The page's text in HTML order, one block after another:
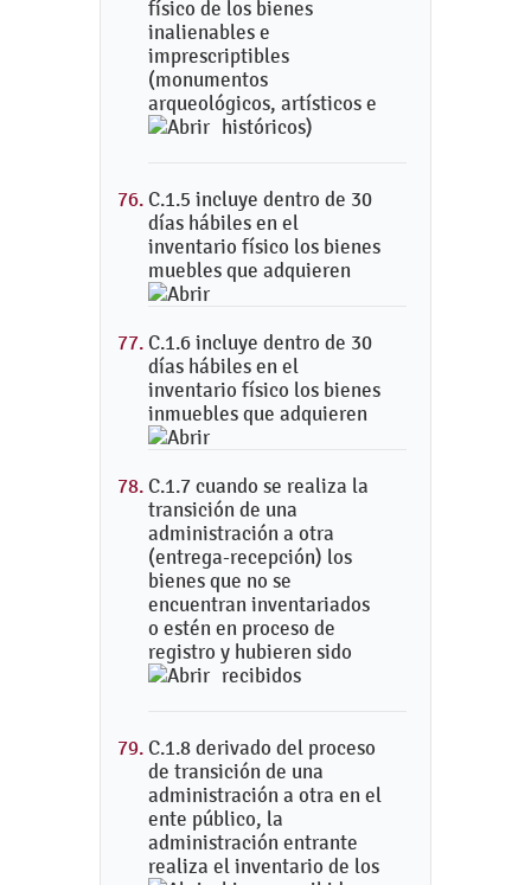
físico de los bienes
inalienables e
imprescriptibles
(monumentos
arqueológicos, artísticos e
históricos)
C.1.5 incluye dentro de 30
días hábiles en el
inventario físico los bienes
muebles que adquieren
C.1.6 incluye dentro de 30
días hábiles en el
inventario físico los bienes
inmuebles que adquieren
C.1.7 cuando se realiza la
transición de una
administración a otra
(entrega-recepción) los
bienes que no se
encuentran inventariados
o estén en proceso de
registro y hubieren sido
recibidos
C.1.8 derivado del proceso
de transición de una
administración a otra en el
ente público, la
administración entrante
realiza el inventario de los